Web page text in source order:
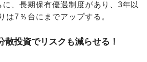
、長期保有優遇制度があり、3年以
は7％台にまでアップする。
散投資でリスクも減らせる！